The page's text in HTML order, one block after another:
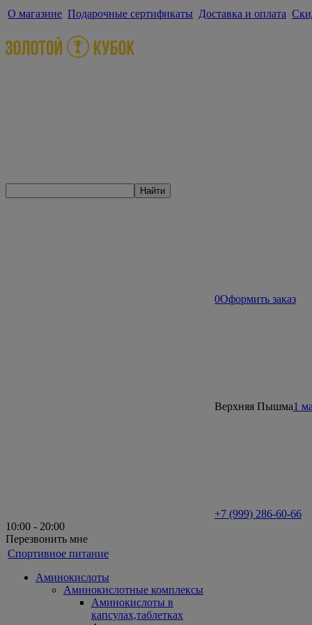
О магазине Подарочные сертификаты Доставка и оплата
Найти
0Оформить заказ
Верхняя Пышма1
+7 (999) 286-60-66
10:00 - 20:00
Перезвонить мне
Спортивное питание
Аминокислоты
Аминокислотные комплексы
Аминокислоты в
капсулах,таблетках